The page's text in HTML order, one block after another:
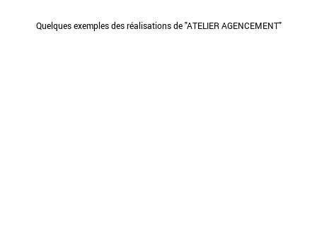
Quelques exemples des réalisations de "ATELIER AGENCEMENT"